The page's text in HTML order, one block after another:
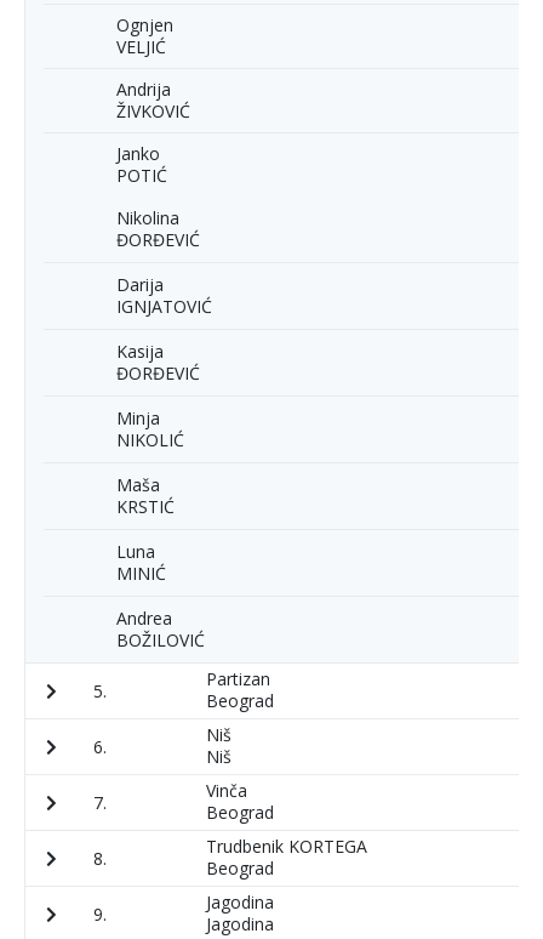
Ognjen
VELJIĆ
Andrija
ŽIVKOVIĆ
Janko
POTIĆ
Nikolina
ĐORĐEVIĆ
Darija
IGNJATOVIĆ
Kasija
ĐORĐEVIĆ
Minja
NIKOLIĆ
Maša
KRSTIĆ
Luna
MINIĆ
Andrea
BOŽILOVIĆ
5.
Partizan
Beograd
6.
Niš
Niš
7.
Vinča
Beograd
8.
Trudbenik KORTEGA
Beograd
9.
Jagodina
Jagodina